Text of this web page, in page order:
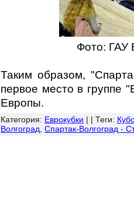
Фото: ГАУ
Таким образом,
первое место в группе
Европы.
Категория: Еврокубки | | Теги:
Волгоград Спартак-Волгоград -